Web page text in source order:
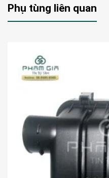
Phụ tùng liên quan